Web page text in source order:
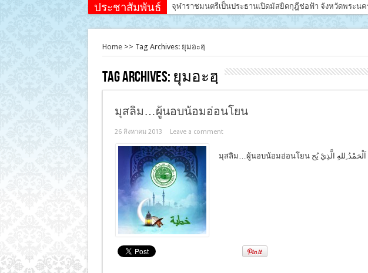
ประชาสัมพันธ์ จุฬาราชมนตรีเป็นประธานเปิดป้าย
Home>> Tag Archives: ยุมอะฮฺ
Tag Archives: ยุมอะฮฺ
มุสลิม…ผู้นอบน้อมอ่อนโยน
26 สิงหาคม 2013 Leave a comment